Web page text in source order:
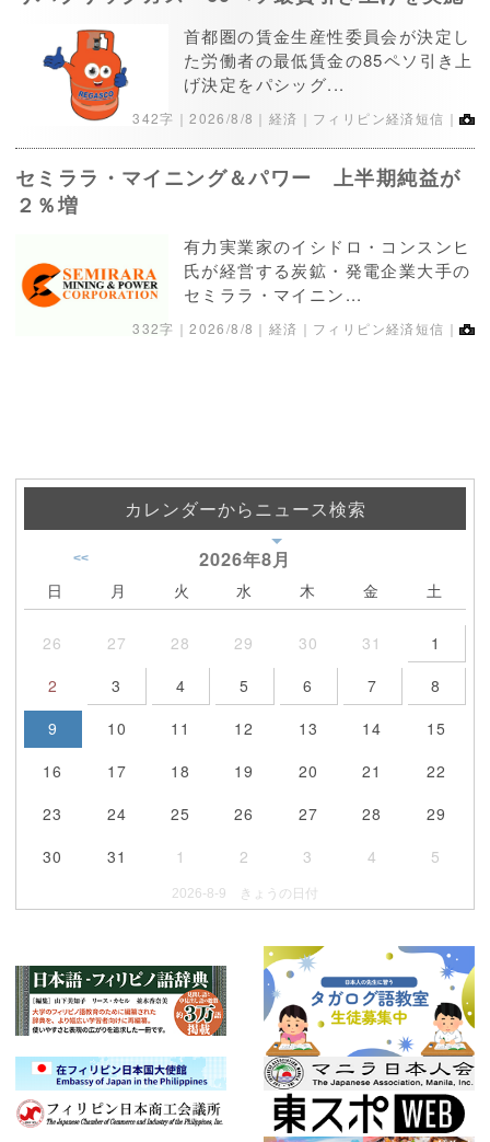
首都圏の賃金生産性委員会が決定し
た労働者の最低賃金の85ペソ引き上
げ決定をパシッグ...
342字｜2026/8/8 ｜経済｜フィリピン経済短信｜
セミララ・マイニング＆パワー 上半期純益が
２％増
有力実業家のイシドロ・コンスンヒ
氏が経営する炭鉱・発電企業大手の
セミララ・マイニン...
332字｜2026/8/8 ｜経済｜フィリピン経済短信｜
カレンダーからニュース検索
2026年8月
<<
日 月 火 水 木 金 土
26 27 28 29 30 31
1
2
3 4 5 6 7
8
9
10 11 12 13 14
15
16
17 18 19 20 21
22
23
24 25 26 27 28
29
30
31 1 2 3 4 5
2026-8-9 きょうの日付